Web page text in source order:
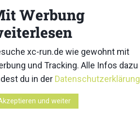
Salomon Pitz Alpine Glacier Trail 2026:
Ergebnisse
Werbung
xc-run.de wie gewohnt mit
und Tracking. Alle Infos dazu
du in der Datenschutzerklärung
und weiter